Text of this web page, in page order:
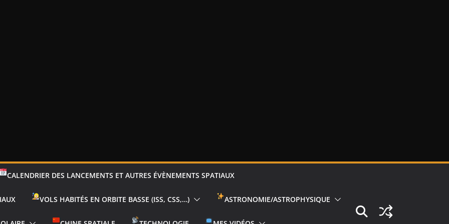
CALENDRIER DES LANCEMENTS ET AUTRES ÉVÈNEMENTS SPATIAUX
VOLS HABITÉS EN ORBITE BASSE (ISS, CSS,…) ASTRONOMIE/ASTROPHYSIQUE